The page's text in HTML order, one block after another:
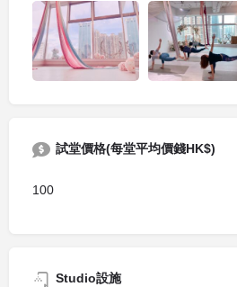
試堂價格(每堂平均價錢HK$)
100
Studio設施